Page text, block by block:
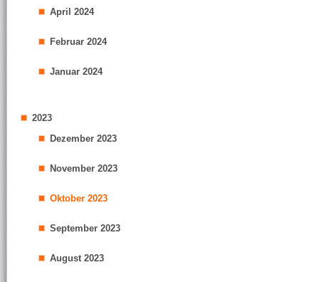
April 2024
Februar 2024
Januar 2024
2023
Dezember 2023
November 2023
Oktober 2023
September 2023
August 2023